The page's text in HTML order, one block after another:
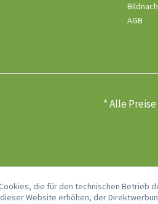
AGB
* Alle
die für den technischen Betrieb
Website erhöhen, der